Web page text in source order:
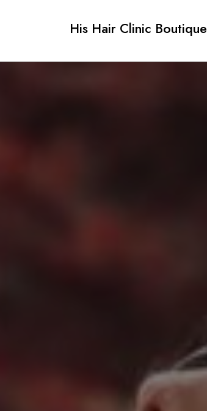
His Hair Clinic Boutique